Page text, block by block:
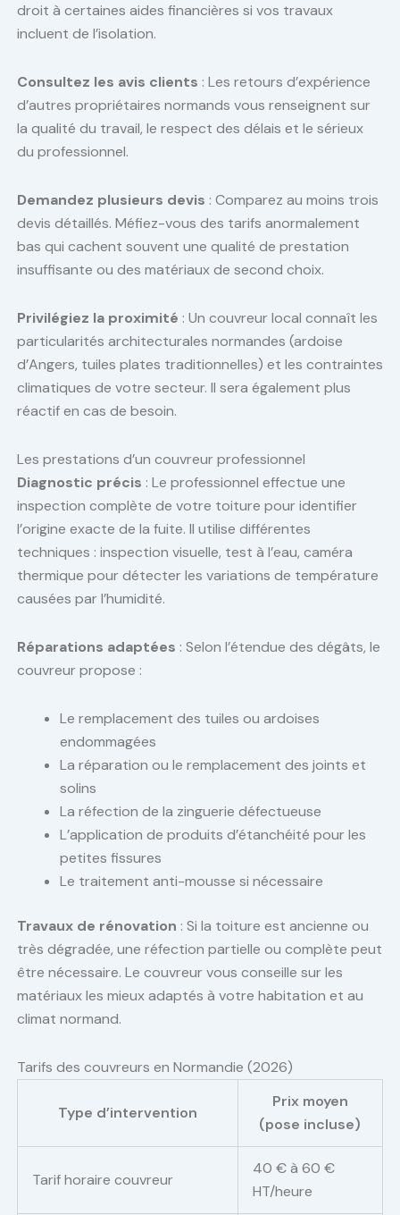
droit à certaines aides financières si vos travaux
incluent de l’isolation.
Consultez les avis clients : Les retours d’expérience
d’autres propriétaires normands vous renseignent sur
la qualité du travail, le respect des délais et le sérieux
du professionnel.
Demandez plusieurs devis : Comparez au moins trois
devis détaillés. Méfiez-vous des tarifs anormalement
bas qui cachent souvent une qualité de prestation
insuffisante ou des matériaux de second choix.
Privilégiez la proximité : Un couvreur local connaît les
particularités architecturales normandes (ardoise
d’Angers, tuiles plates traditionnelles) et les contraintes
climatiques de votre secteur. Il sera également plus
réactif en cas de besoin.
Les prestations d’un couvreur professionnel
Diagnostic précis : Le professionnel effectue une
inspection complète de votre toiture pour identifier
l’origine exacte de la fuite. Il utilise différentes
techniques : inspection visuelle, test à l’eau, caméra
thermique pour détecter les variations de température
causées par l’humidité.
Réparations adaptées : Selon l’étendue des dégâts, le
couvreur propose :
Le remplacement des tuiles ou ardoises
endommagées
La réparation ou le remplacement des joints et
solins
La réfection de la zinguerie défectueuse
L’application de produits d’étanchéité pour les
petites fissures
Le traitement anti-mousse si nécessaire
Travaux de rénovation : Si la toiture est ancienne ou
très dégradée, une réfection partielle ou complète peut
être nécessaire. Le couvreur vous conseille sur les
matériaux les mieux adaptés à votre habitation et au
climat normand.
Tarifs des couvreurs en Normandie (2026)
Type d’intervention
Prix moyen
(pose incluse)
Tarif horaire couvreur
40 € à 60 €
HT/heure